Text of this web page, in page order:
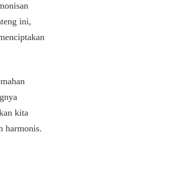
ini,
kita
harmonis.